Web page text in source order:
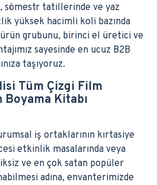
sömestr tatillerinde ve yaz
yüksek hacimli koli bazında
grubunu, birinci el üretici ve
sayesinde en ucuz B2B
taşıyoruz.
Tüm Çizgi Film
Kitabı
iş ortaklarının kırtasiye
etkinlik masalarında veya
ve en çok satan popüler
adına, envanterimizde